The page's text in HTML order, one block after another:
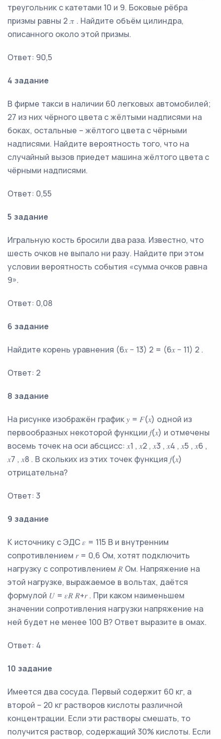
треугольник с катетами 10 и 9. Боковые рёбра
призмы равны 2 𝜋 . Найдите объём цилиндра,
описанного около этой призмы.
Ответ: 90,5
4 задание
В фирме такси в наличии 60 легковых автомобилей;
27 из них чёрного цвета с жёлтыми надписями на
боках, остальные – жёлтого цвета с чёрными
надписями. Найдите вероятность того, что на
случайный вызов приедет машина жёлтого цвета с
чёрными надписями.
Ответ: 0,55
5 задание
Игральную кость бросили два раза. Известно, что
шесть очков не выпало ни разу. Найдите при этом
условии вероятность события «сумма очков равна
9».
Ответ: 0,08
6 задание
Найдите корень уравнения (6𝑥 − 13) 2 = (6𝑥 − 11) 2 .
Ответ: 2
8 задание
На рисунке изображён график 𝑦 = 𝐹(𝑥) одной из
первообразных некоторой функции 𝑓(𝑥) и отмечены
восемь точек на оси абсцисс: 𝑥1 , 𝑥2 , 𝑥3 , 𝑥4 , 𝑥5 , 𝑥6 ,
𝑥7 , 𝑥8 . В скольких из этих точек функция 𝑓(𝑥)
отрицательна?
Ответ: 3
9 задание
К источнику с ЭДС 𝜀 = 115 В и внутренним
сопротивлением 𝑟 = 0,6 Ом, хотят подключить
нагрузку с сопротивлением 𝑅 Ом. Напряжение на
этой нагрузке, выражаемое в вольтах, даётся
формулой 𝑈 = 𝜀𝑅 𝑅+𝑟 . При каком наименьшем
значении сопротивления нагрузки напряжение на
ней будет не менее 100 В? Ответ выразите в омах.
Ответ: 4
10 задание
Имеется два сосуда. Первый содержит 60 кг, а
второй – 20 кг растворов кислоты различной
концентрации. Если эти растворы смешать, то
получится раствор, содержащий 30% кислоты. Если